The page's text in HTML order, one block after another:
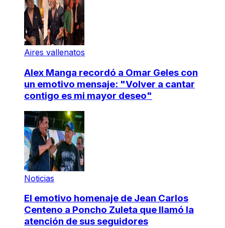
Aires vallenatos
Alex Manga recordó a Omar Geles con
un emotivo mensaje: "Volver a cantar
contigo es mi mayor deseo"
Noticias
El emotivo homenaje de Jean Carlos
Centeno a Poncho Zuleta que llamó la
atención de sus seguidores